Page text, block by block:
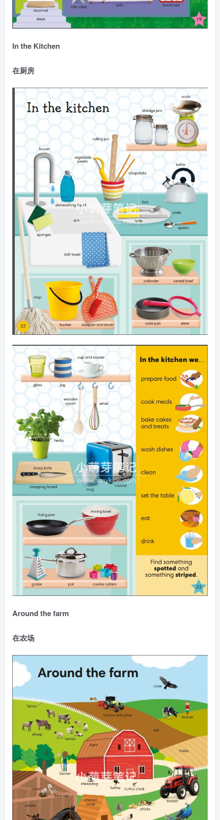
In the Kitchen
在厨房
Around the farm
在农场